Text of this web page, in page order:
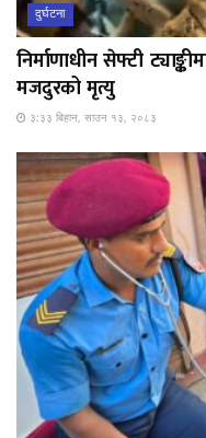
दुर्घटना
निर्माणाधीन सेफ्टी
मजदुरको मृत्यु
३:३३ बिहान, साउन १३, २०८३